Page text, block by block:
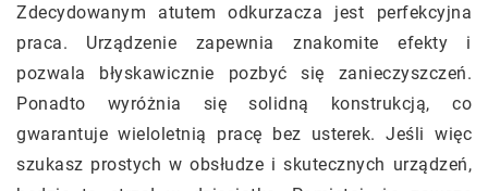
Zdecydowanym atutem odkurzacza jest perfekcyjna
praca. Urządzenie zapewnia znakomite efekty i
pozwala błyskawicznie pozbyć się zanieczyszczeń.
Ponadto wyróżnia się solidną konstrukcją, co
gwarantuje wieloletnią pracę bez usterek. Jeśli więc
szukasz prostych w obsłudze i skutecznych urządzeń,